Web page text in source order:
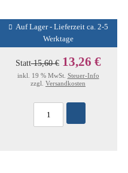
Auf Lager - Lieferzeit ca. 2-5
Werktage
Statt15,60 € 13,26 €
inkl. 19 % MwSt. Steuer-Info
zzgl. Versandkosten